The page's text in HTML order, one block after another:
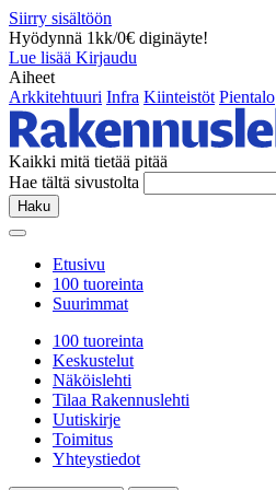
Siirry sisältöön
Hyödynnä 1kk/0€ diginäyte!
Lue lisää Kirjaudu
Aiheet
Arkkitehtuuri Infra Kiinteistöt Pientalo
Kaikki mitä tietää pitää
Hae tältä sivustolta
Haku
Etusivu
100 tuoreinta
Suurimmat
100 tuoreinta
Keskustelut
Näköislehti
Tilaa Rakennuslehti
Uutiskirje
Toimitus
Yhteystiedot